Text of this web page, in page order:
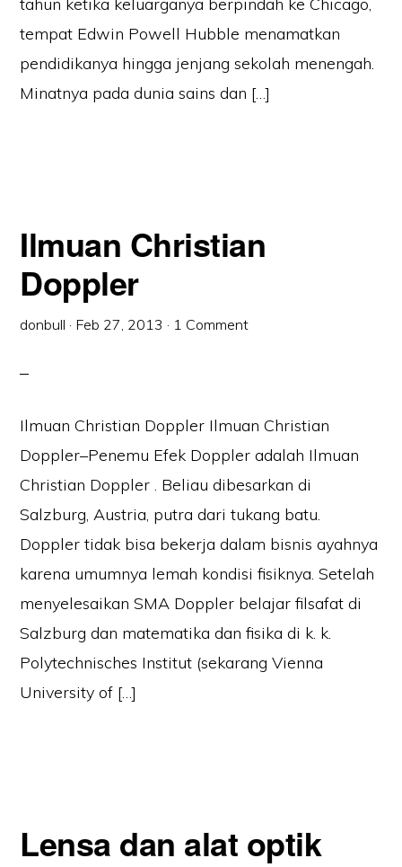
tempat Edwin Powell Hubble menamatkan
pendidikanya hingga jenjang sekolah menengah.
Minatnya pada dunia sains dan […]
Ilmuan Christian
Doppler
donbull · Feb 27, 2013 · 1 Comment
Ilmuan Christian Doppler Ilmuan Christian
Doppler–Penemu Efek Doppler adalah Ilmuan
Christian Doppler . Beliau dibesarkan di
Salzburg, Austria, putra dari tukang batu.
Doppler tidak bisa bekerja dalam bisnis ayahnya
karena umumnya lemah kondisi fisiknya. Setelah
menyelesaikan SMA Doppler belajar filsafat di
Salzburg dan matematika dan fisika di k. k.
Polytechnisches Institut (sekarang Vienna
University of […]
Lensa dan alat optik